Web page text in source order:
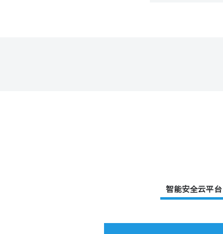
智能安全云平台